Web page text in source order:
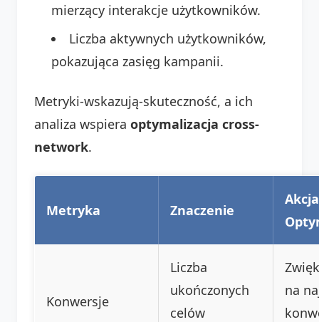
mierzący interakcje użytkowników.
Liczba aktywnych użytkowników,
pokazująca zasięg kampanii.
Metryki-wskazują-skuteczność, a ich
analiza wspiera optymalizacja cross-
network.
Metryka Znaczenie
Akcja
Konwersje
Liczba
ukończonych
celów
na